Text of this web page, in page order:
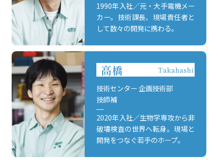
1990年入社／元・大手電機メー
カー。技術課長、現場責任者と
して数々の開発に携わる。
高橋
Takahashi
技術センター 企画技術部
技師補
2020年入社／生物学専攻から非
破壊検査の世界へ転身。現場と
開発をつなぐ若手のホープ。